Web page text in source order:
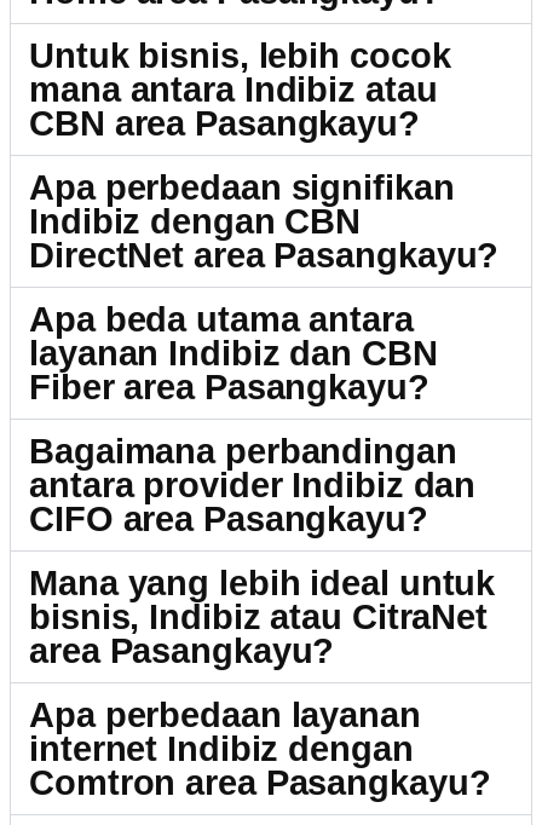
Untuk bisnis, lebih cocok
mana antara Indibiz atau
CBN area Pasangkayu?
Apa perbedaan signifikan
Indibiz dengan CBN
DirectNet area Pasangkayu?
Apa beda utama antara
layanan Indibiz dan CBN
Fiber area Pasangkayu?
Bagaimana perbandingan
antara provider Indibiz dan
CIFO area Pasangkayu?
Mana yang lebih ideal untuk
bisnis, Indibiz atau CitraNet
area Pasangkayu?
Apa perbedaan layanan
internet Indibiz dengan
Comtron area Pasangkayu?